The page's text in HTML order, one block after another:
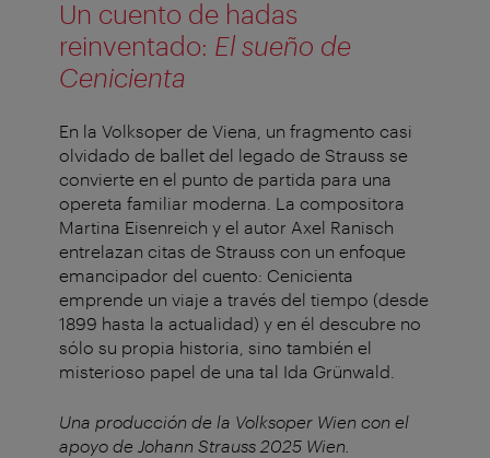
Un cuento de hadas
reinventado: El sueño de
Cenicienta
En la Volksoper de Viena, un fragmento casi
olvidado de ballet del legado de Strauss se
convierte en el punto de partida para una
opereta familiar moderna. La compositora
Martina Eisenreich y el autor Axel Ranisch
entrelazan citas de Strauss con un enfoque
emancipador del cuento: Cenicienta
emprende un viaje a través del tiempo (desde
1899 hasta la actualidad) y en él descubre no
sólo su propia historia, sino también el
misterioso papel de una tal Ida Grünwald.
Una producción de la Volksoper Wien con el
apoyo de Johann Strauss 2025 Wien.